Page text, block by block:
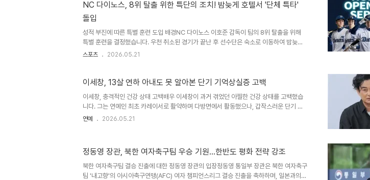
섭외에 대해 유쾌하면서도 단호한 입장을 보였습니다. '이혼숙려캠프' 프로그램 소개 및 과
거 출연 사례'이혼숙려캠프'는 이혼 위기 부부들의 관계 회복 과정을 담는 프로..
NC 다이노스, 8위 탈출 위한 특단의 조치! 밤늦게 호텔서 '단체 특타'
돌입
성적 부진에 따른 특별 훈련 도입 배경NC 다이노스 이호준 감독이 팀의 8위 탈출을 위해
특별 훈련을 결정했습니다. 우천 취소된 경기가 끝난 후 선수단은 숙소로 이동하여 밤늦게
까지 특별 훈련에 참여했습니다. 이는 최근 2연패에 빠지며 리그 순위 8위에 머물러 있는
다. 호텔 내 넓은 공간을 활용하여 타격 코치들과 함께 당일 경기에서 좋지 않았던 부분을
원정을 가리지 않고 당분간 지속될 예정입니다. 훈련 방식의 변화와 기대 효과이전의 훈..
스포츠 2026.05.21
이세창, 13살 연하 아내도 못 알아본 단기 기억상실증 고백
이세창, 충격적인 건강 상태 고백배우 이세창이 과거 겪었던 아찔한 건강 상태를 고백했습
니다. 그는 연예인 최초 카레이서로 활약하며 다방면에서 활동했으나, 갑작스러운 단기 기
억상실증으로 어려움을 겪었습니다. 당시 아내조차 알아보지 못하는 충격적인 경험을 했습
다. 이러한 증상은 주변 사람들에게 큰 충격을 안겨주었습니다. 이세창의 개인사 및 재혼 소
식이세창은 과거 배우 김지연과 결혼하여 슬하에 1녀를 두었으나 10년 만에 이혼했습니다.
이후 2..
연예 2026.05.21
정동영 장관, 북한 여자축구팀 우승 기원…한반도 평화 전략 강조
북한 여자축구팀 결승 진출에 대한 정동영 장관의 입장정동영 통일부 장관은 북한 여자축구
팀 '내고향'의 아시아축구연맹(AFC) 여자 챔피언스리그 결승 진출을 축하하며, 일본과의